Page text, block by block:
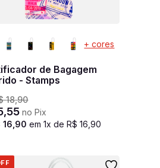
+ cores
de Bagagem
- Stamps
18,90
,55 no Pix
16 90 em1x deR$ 16 ,90